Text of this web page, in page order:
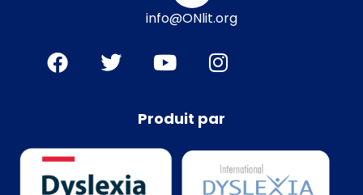
info@ONlit.org
Produit par